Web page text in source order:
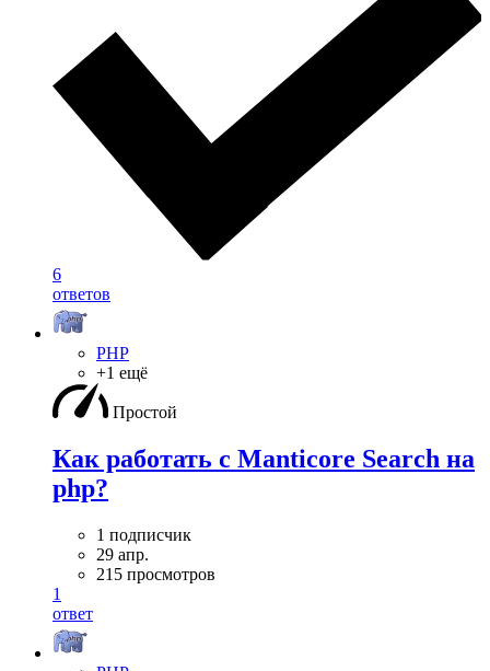
6
ответов
PHP
+1 ещё
Простой
Как работать с Manticore Search на
php?
1 подписчик
29 апр.
215 просмотров
1
ответ